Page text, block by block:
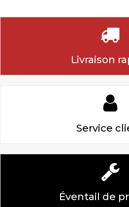
Livraison
Service
Éventail de